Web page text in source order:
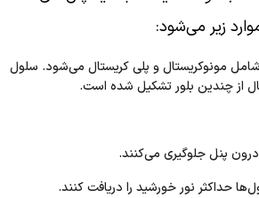
زیر می‌شود:
مونوکریستال و پلی کریستال می‌شود. سلول
از چندین بلور تشکیل شده است.
درون پنل جلوگیری می‌کنند.
حداکثر نور خورشید را دریافت کنند.